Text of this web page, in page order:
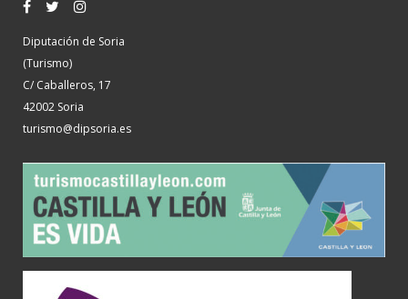
Diputación de Soria
(Turismo)
C/ Caballeros, 17
42002 Soria
turismo@dipsoria.es